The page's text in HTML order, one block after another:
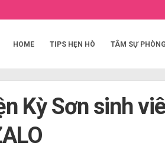
HOME TIPS HẸN HÒ TÂM SỰ
Kỳ Sơn sinh